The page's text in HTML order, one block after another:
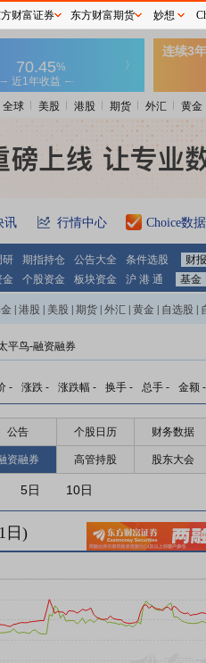
全球 美股 港股 期货 外汇 黄金
讯 行情中心 Choice数据
研 期指持仓 公告大全 条件选股 财报
金 个股资金 板块资金 沪 港 通 基金
港股 美股 期货 外汇 黄金 自选股
平鸟-融资融券
- 涨跌 - 涨跌幅 - 换手 - 总手 - 金额 -
公告 个股日历 财务数据
资融券 高管持股 股东大会
5日 10日
1 日)
财富证券 东方财富期货 妙想